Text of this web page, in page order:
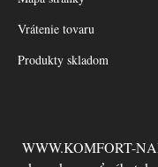
Vrátenie tovaru
Produkty skladom
WWW.KOMFORT-